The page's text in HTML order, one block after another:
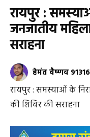
रायपुर :
जनजातीय
सराहना
हेमंत वैष्णव
रायपुर : समस्याओं के
की शिविर की सराहना